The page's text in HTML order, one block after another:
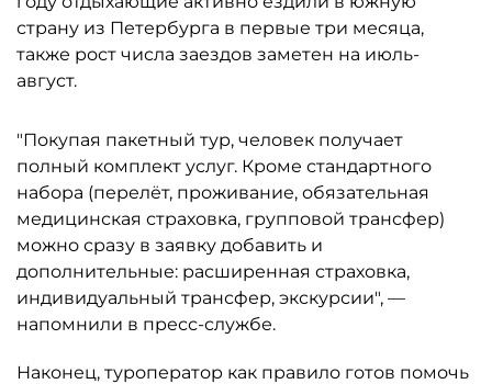
страну из Петербурга в первые три месяца,
также рост числа заездов заметен на июль-
август.
"Покупая пакетный тур, человек получает
полный комплект услуг. Кроме стандартного
набора (перелёт, проживание, обязательная
медицинская страховка, групповой трансфер)
можно сразу в заявку добавить и
дополнительные: расширенная страховка,
индивидуальный трансфер, экскурсии", —
напомнили в пресс-службе.
Наконец, туроператор как правило готов помочь